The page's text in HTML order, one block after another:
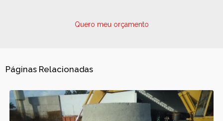
Quero meu orçamento
Páginas Relacionadas